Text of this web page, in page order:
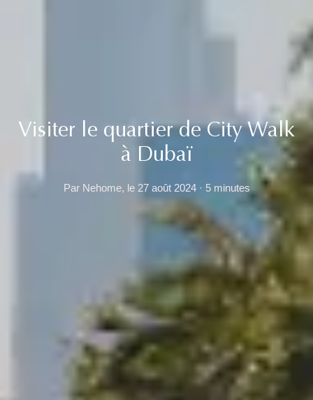
Visiter le quartier de City Walk
à Dubaï
Par Nehome, le 27 août 2024 · 5 minutes